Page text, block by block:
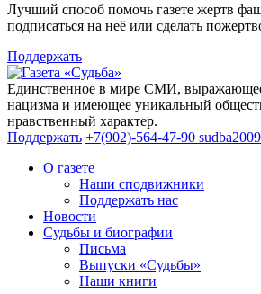
Лучший способ помочь газете жертв
подписаться на неё или сделать
Поддержать
Единственное в мире СМИ,
нацизма и имеющее уникальный
нравственный характер.
Поддержать +7(902)-564-47-90
О газете
Наши сподвижники
Поддержать нас
Новости
Судьбы и биографии
Письма
Выпуски «Судьбы»
Наши книги